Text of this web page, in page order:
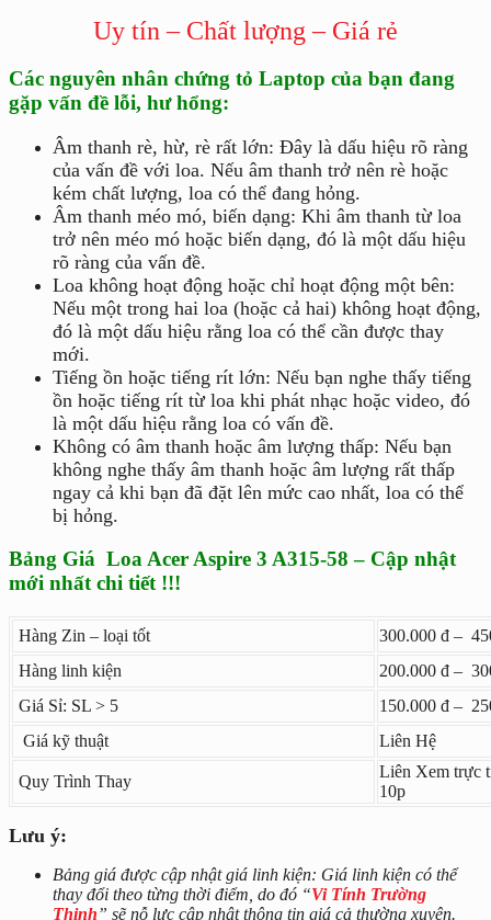
Uy tín – Chất lượng – Giá rẻ
Các nguyên nhân chứng tỏ Laptop của bạn đang
gặp vấn đề lỗi, hư hổng:
Âm thanh rè, hừ, rè rất lớn: Đây là dấu hiệu rõ ràng
của vấn đề với loa. Nếu âm thanh trở nên rè hoặc
kém chất lượng, loa có thể đang hỏng.
Âm thanh méo mó, biến dạng: Khi âm thanh từ loa
trở nên méo mó hoặc biến dạng, đó là một dấu hiệu
rõ ràng của vấn đề.
Loa không hoạt động hoặc chỉ hoạt động một bên:
Nếu một trong hai loa (hoặc cả hai) không hoạt động,
đó là một dấu hiệu rằng loa có thể cần được thay
mới.
Tiếng ồn hoặc tiếng rít lớn: Nếu bạn nghe thấy tiếng
ồn hoặc tiếng rít từ loa khi phát nhạc hoặc video, đó
là một dấu hiệu rằng loa có vấn đề.
Không có âm thanh hoặc âm lượng thấp: Nếu bạn
không nghe thấy âm thanh hoặc âm lượng rất thấp
ngay cả khi bạn đã đặt lên mức cao nhất, loa có thể
bị hỏng.
Bảng Giá Loa Acer Aspire 3 A315-58 – Cập nhật
mới nhất chi tiết !!!
Hàng Zin – loại tốt
300.000 đ –
Hàng linh kiện
200.000 đ –
Giá Sỉ: SL > 5
150.000 đ –
Giá kỹ thuật
Liên Hệ
Quy Trình Thay
Liên Xem trực
10p
Lưu ý:
Bảng giá được cập nhật giá linh kiện: Giá linh kiện có thể
thay đổi theo từng thời điểm, do đó “Vi Tính Trường
Thịnh” sẽ nỗ lực cập nhật thông tin giá cả thường xuyên.